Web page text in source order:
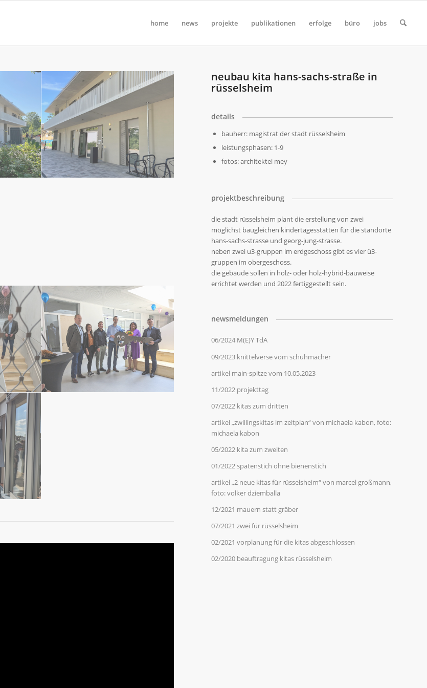
home news projekte publikationen erfolge büro jobs
neubau kita hans-sachs-straße in
rüsselsheim
details
bauherr: magistrat der stadt rüsselsheim
leistungsphasen: 1-9
fotos: architektei mey
projektbeschreibung
die stadt rüsselsheim plant die erstellung von zwei
möglichst baugleichen kindertagesstätten für die standorte
hans-sachs-strasse und georg-jung-strasse.
neben zwei u3-gruppen im erdgeschoss gibt es vier ü3-
gruppen im obergeschoss.
die gebäude sollen in holz- oder holz-hybrid-bauweise
errichtet werden und 2022 fertiggestellt sein.
newsmeldungen
06/2024 M(E)Y TdA
09/2023 knittelverse vom schuhmacher
artikel main-spitze vom 10.05.2023
11/2022 projekttag
07/2022 kitas zum dritten
artikel „zwillingskitas im zeitplan“ von michaela kabon, foto:
michaela kabon
05/2022 kita zum zweiten
01/2022 spatenstich ohne bienenstich
artikel „2 neue kitas für rüsselsheim“ von marcel großmann,
foto: volker dziemballa
12/2021 mauern statt gräber
07/2021 zwei für rüsselsheim
02/2021 vorplanung für die kitas abgeschlossen
02/2020 beauftragung kitas rüsselsheim